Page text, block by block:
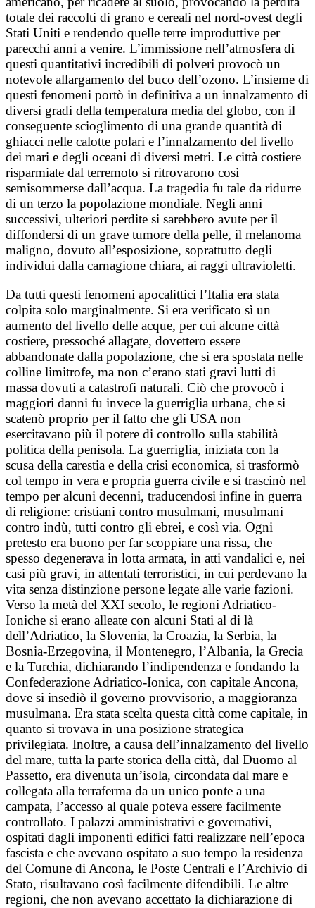
totale dei raccolti di grano e cereali nel nord-ovest degli
Stati Uniti e rendendo quelle terre improduttive per
parecchi anni a venire. L’immissione nell’atmosfera di
questi quantitativi incredibili di polveri provocò un
notevole allargamento del buco dell’ozono. L’insieme di
questi fenomeni portò in definitiva a un innalzamento di
diversi gradi della temperatura media del globo, con il
conseguente scioglimento di una grande quantità di
ghiacci nelle calotte polari e l’innalzamento del livello
dei mari e degli oceani di diversi metri. Le città costiere
risparmiate dal terremoto si ritrovarono così
semisommerse dall’acqua. La tragedia fu tale da ridurre
di un terzo la popolazione mondiale. Negli anni
successivi, ulteriori perdite si sarebbero avute per il
diffondersi di un grave tumore della pelle, il melanoma
maligno, dovuto all’esposizione, soprattutto degli
individui dalla carnagione chiara, ai raggi ultravioletti.
Da tutti questi fenomeni apocalittici l’Italia era stata
colpita solo marginalmente. Si era verificato sì un
aumento del livello delle acque, per cui alcune città
costiere, pressoché allagate, dovettero essere
abbandonate dalla popolazione, che si era spostata nelle
colline limitrofe, ma non c’erano stati gravi lutti di
massa dovuti a catastrofi naturali. Ciò che provocò i
maggiori danni fu invece la guerriglia urbana, che si
scatenò proprio per il fatto che gli USA non
esercitavano più il potere di controllo sulla stabilità
politica della penisola. La guerriglia, iniziata con la
scusa della carestia e della crisi economica, si trasformò
col tempo in vera e propria guerra civile e si trascinò nel
tempo per alcuni decenni, traducendosi infine in guerra
di religione: cristiani contro musulmani, musulmani
contro indù, tutti contro gli ebrei, e così via. Ogni
pretesto era buono per far scoppiare una rissa, che
spesso degenerava in lotta armata, in atti vandalici e, nei
casi più gravi, in attentati terroristici, in cui perdevano la
vita senza distinzione persone legate alle varie fazioni.
Verso la metà del XXI secolo, le regioni Adriatico-
Ioniche si erano alleate con alcuni Stati al di là
dell’Adriatico, la Slovenia, la Croazia, la Serbia, la
Bosnia-Erzegovina, il Montenegro, l’Albania, la Grecia
e la Turchia, dichiarando l’indipendenza e fondando la
Confederazione Adriatico-Ionica, con capitale Ancona,
dove si insediò il governo provvisorio, a maggioranza
musulmana. Era stata scelta questa città come capitale, in
quanto si trovava in una posizione strategica
privilegiata. Inoltre, a causa dell’innalzamento del livello
del mare, tutta la parte storica della città, dal Duomo al
Passetto, era divenuta un’isola, circondata dal mare e
collegata alla terraferma da un unico ponte a una
campata, l’accesso al quale poteva essere facilmente
controllato. I palazzi amministrativi e governativi,
ospitati dagli imponenti edifici fatti realizzare nell’epoca
fascista e che avevano ospitato a suo tempo la residenza
del Comune di Ancona, le Poste Centrali e l’Archivio di
Stato, risultavano così facilmente difendibili. Le altre
regioni, che non avevano accettato la dichiarazione di